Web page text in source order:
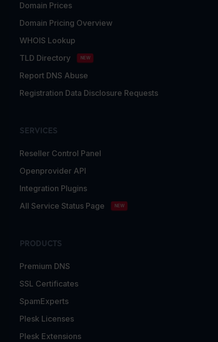
Domain Prices
Domain Pricing Overview
WHOIS Lookup
TLD Directory
NEW
Report DNS Abuse
Registration Data Disclosure Requests
SERVICES
Reseller Control Panel
Openprovider API
Integration Plugins
All Service Status Page
NEW
PRODUCTS
Premium DNS
SSL Certificates
SpamExperts
Plesk Licenses
Plesk Extensions